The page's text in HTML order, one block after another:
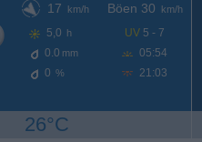
17
km/h
5,0 h
0.0 mm
0 %
Böen 30 km/h
UV 5 - 7
05:54
21:03
26°C